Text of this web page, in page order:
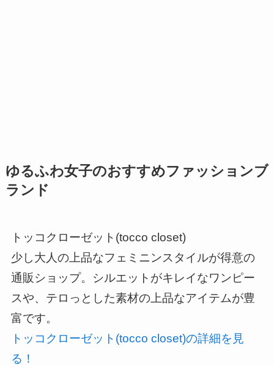
ゆるふわ女子のおすすめファッションブ
ランド
トッコクローゼット(tocco closet)
少し大人の上品なフェミニンスタイルが得意の
通販ショップ。シルエットがキレイなワンピー
スや、テロっとした素材の上品なアイテムが豊
富です。
トッコクローゼット(tocco closet)の詳細を見
る！